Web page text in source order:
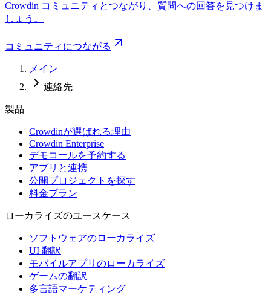
Crowdin コミュニティとつながり、質問への回答を見つけま
しょう。
コミュニティにつながる
メイン
連絡先
製品
Crowdinが選ばれる理由
Crowdin Enterprise
デモコールを予約する
アプリと連携
公開プロジェクトを探す
料金プラン
ローカライズのユースケース
ソフトウェアのローカライズ
UI 翻訳
モバイルアプリのローカライズ
ゲームの翻訳
多言語マーケティング